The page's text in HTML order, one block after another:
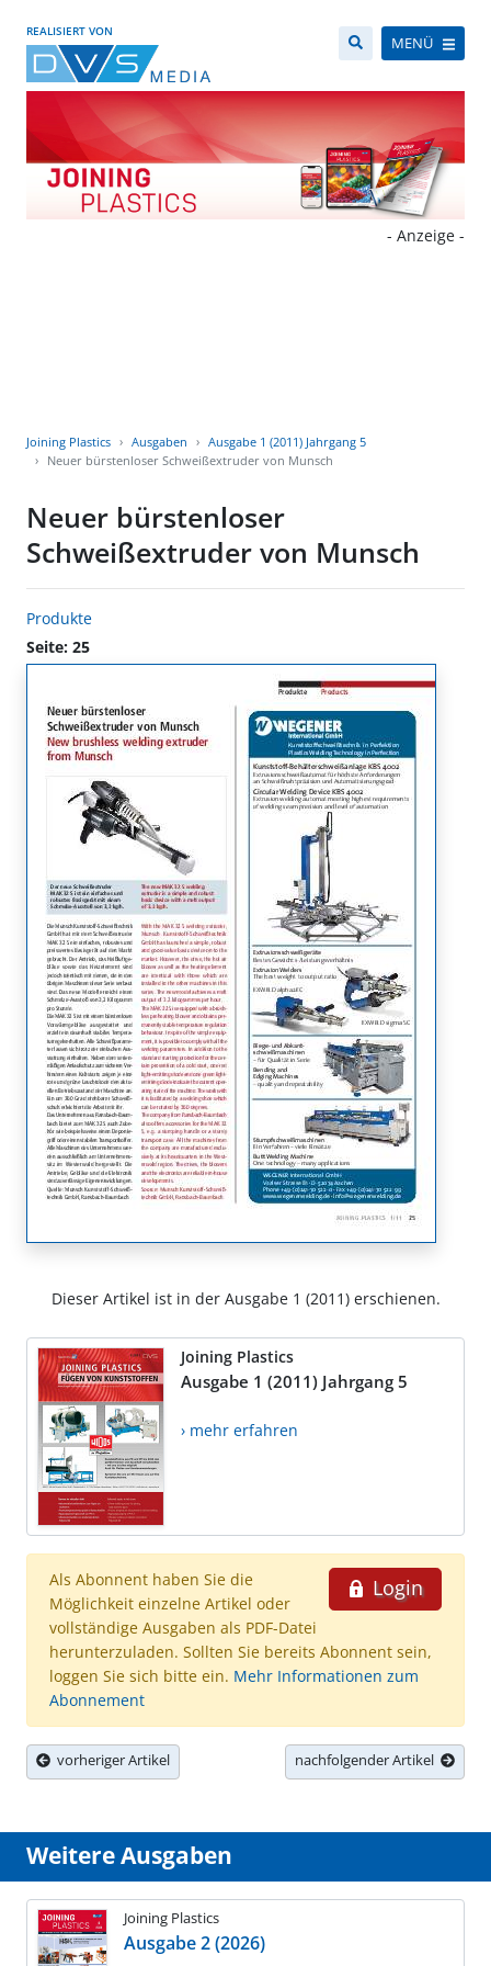
REALISIERT VON
MENÜ
- Anzeige -
Joining Plastics Ausgaben
Ausgabe 1 (2011) Jahrgang 5
Neuer bürstenloser Schweißextruder von Munsch
Neuer bürstenloser
Schweißextruder von Munsch
Produkte
Seite: 25
Dieser Artikel ist in der Ausgabe 1 (2011) erschienen.
Joining Plastics
Ausgabe 1 (2011) Jahrgang 5
› mehr erfahren
Login
Als Abonnent haben Sie die
Möglichkeit einzelne Artikel oder
vollständige Ausgaben als PDF-Datei
herunterzuladen. Sollten Sie bereits Abonnent sein,
loggen Sie sich bitte ein. Mehr Informationen zum
Abonnement
vorheriger Artikel nachfolgender Artikel
Weitere Ausgaben
Joining Plastics
Ausgabe 2 (2026)